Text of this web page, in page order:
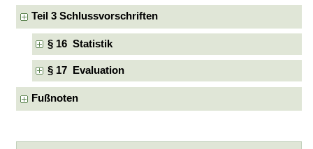
Teil 3 Schlussvorschriften
§ 16 Statistik
§ 17 Evaluation
Fußnoten